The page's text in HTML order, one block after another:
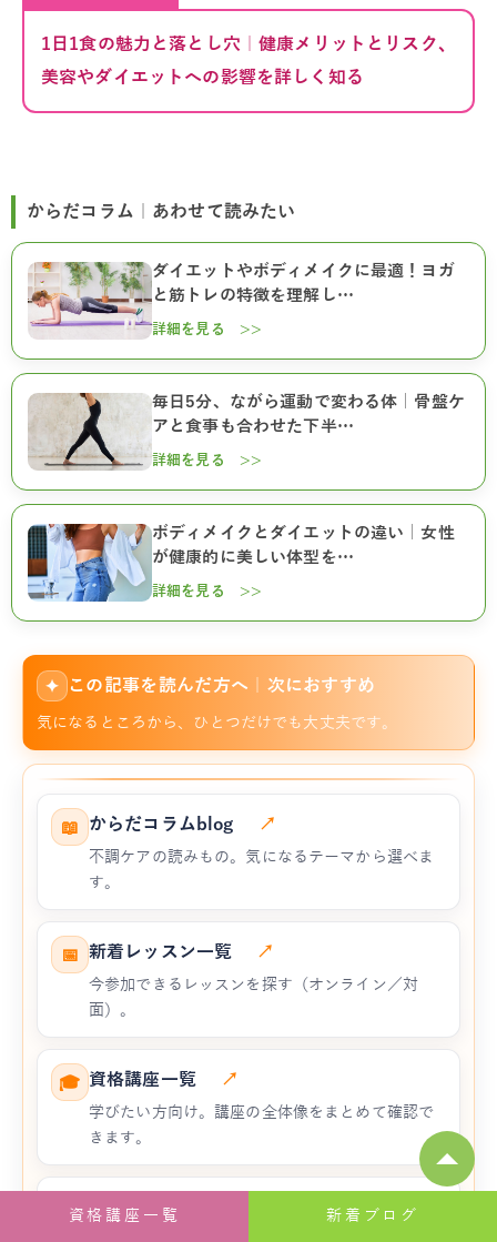
1日1食の魅力と落とし穴｜健康メリットとリスク、
美容やダイエットへの影響を詳しく知る
からだコラム｜あわせて読みたい
ダイエットやボディメイクに最適！ヨガ
と筋トレの特徴を理解し…
詳細を見る >>
毎日5分、ながら運動で変わる体｜骨盤ケ
アと食事も合わせた下半…
詳細を見る >>
ボディメイクとダイエットの違い｜女性
が健康的に美しい体型を…
詳細を見る >>
✦ この記事を読んだ方へ｜次におすすめ
気になるところから、ひとつだけでも大丈夫です。
📖 からだコラムblog ↗
不調ケアの読みもの。気になるテーマから選べま
す。
📅 新着レッスン一覧 ↗
今参加できるレッスンを探す（オンライン／対
面）。
🎓 資格講座一覧 ↗
学びたい方向け。講座の全体像をまとめて確認で
きます。
🏠 JAHAヨガ公式サイトTOP ↗
新着ブログ
資格講座一覧